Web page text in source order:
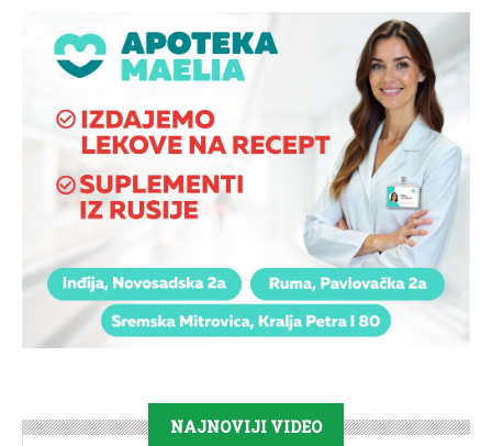
NAJNOVIJI VIDEO